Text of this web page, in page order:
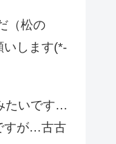
（松の
いします(*-
たいです…
すが…古古